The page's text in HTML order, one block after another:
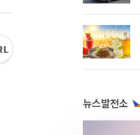
뉴스발전소